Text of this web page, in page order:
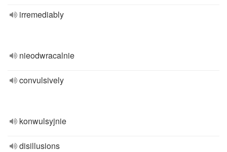
irremediably
nieodwracalnie
convulsively
konwulsyjnie
disillusions